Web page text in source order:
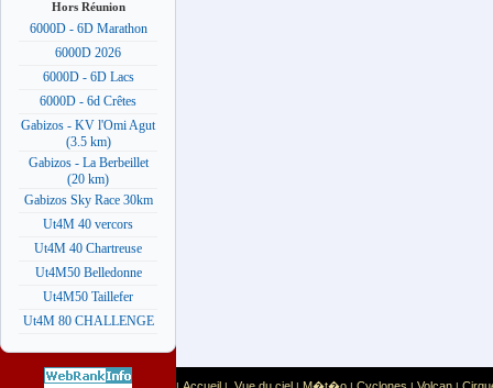
Hors Réunion
6000D - 6D Marathon
6000D 2026
6000D - 6D Lacs
6000D - 6d Crêtes
Gabizos - KV l'Omi Agut
(3.5 km)
Gabizos - La Berbeillet
(20 km)
Gabizos Sky Race 30km
Ut4M 40 vercors
Ut4M 40 Chartreuse
Ut4M50 Belledonne
Ut4M50 Taillefer
Ut4M 80 CHALLENGE